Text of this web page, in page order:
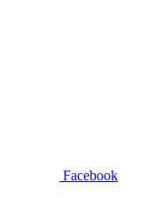
Facebook